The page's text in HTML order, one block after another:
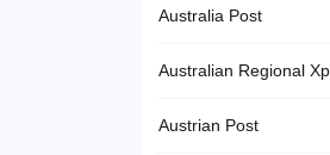
Australia Post
Australian Regional
Austrian Post